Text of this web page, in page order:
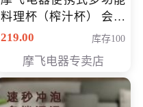
料理杯（榨汁杯） 会员
专享价118元
219.00 库存100
摩飞电器专卖店